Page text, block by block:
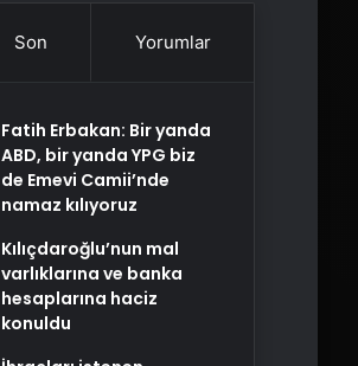
Son Yorumlar
Fatih Erbakan: Bir yanda
ABD, bir yanda YPG biz
de Emevi Camii’nde
namaz kılıyoruz
Kılıçdaroğlu’nun mal
varlıklarına ve banka
hesaplarına haciz
konuldu